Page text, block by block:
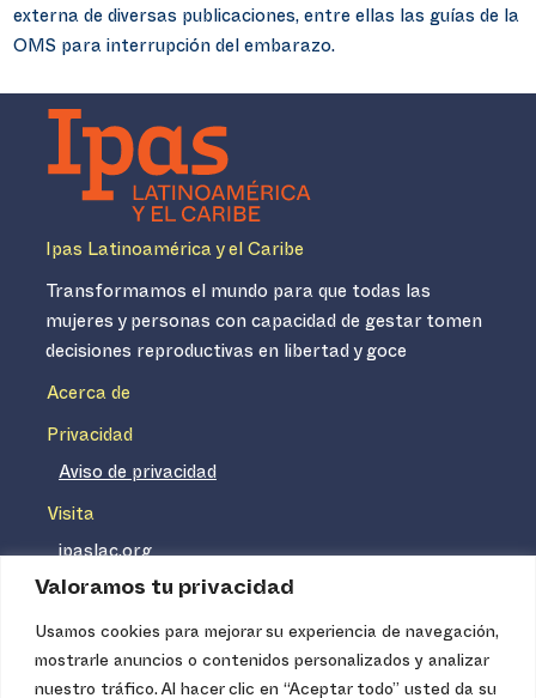
Valoramos tu privacidad
Usamos cookies para mejorar su experiencia de navegación,
mostrarle anuncios o contenidos personalizados y analizar
nuestro tráfico. Al hacer clic en “Aceptar todo” usted da su
externa de diversas publicaciones, entre ellas las guías de la
OMS para interrupción del embarazo.
Ipas Latinoamérica y el Caribe
Transformamos el mundo para que todas las
mujeres y personas con capacidad de gestar tomen
decisiones reproductivas en libertad y goce
Acerca de
Privacidad
Aviso de privacidad
Visita
ipaslac.org
ipasmexico.org
Ipas no es un distribuidor de insumos médicos. Nuestros